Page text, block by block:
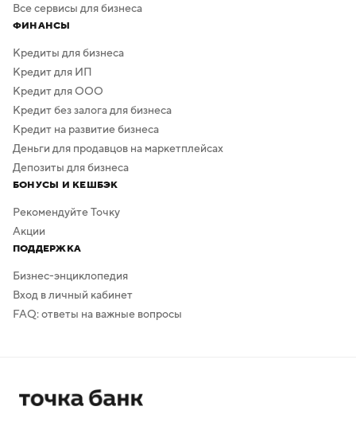
Все сервисы для бизнеса
ФИНАНСЫ
Кредиты для бизнеса
Кредит для ИП
Кредит для ООО
Кредит без залога для бизнеса
Кредит на развитие бизнеса
Деньги для продавцов на маркетплейсах
Депозиты для бизнеса
БОНУСЫ И КЕШБЭК
Рекомендуйте Точку
Акции
ПОДДЕРЖКА
Бизнес-энциклопедия
Вход в личный кабинет
FAQ: ответы на важные вопросы